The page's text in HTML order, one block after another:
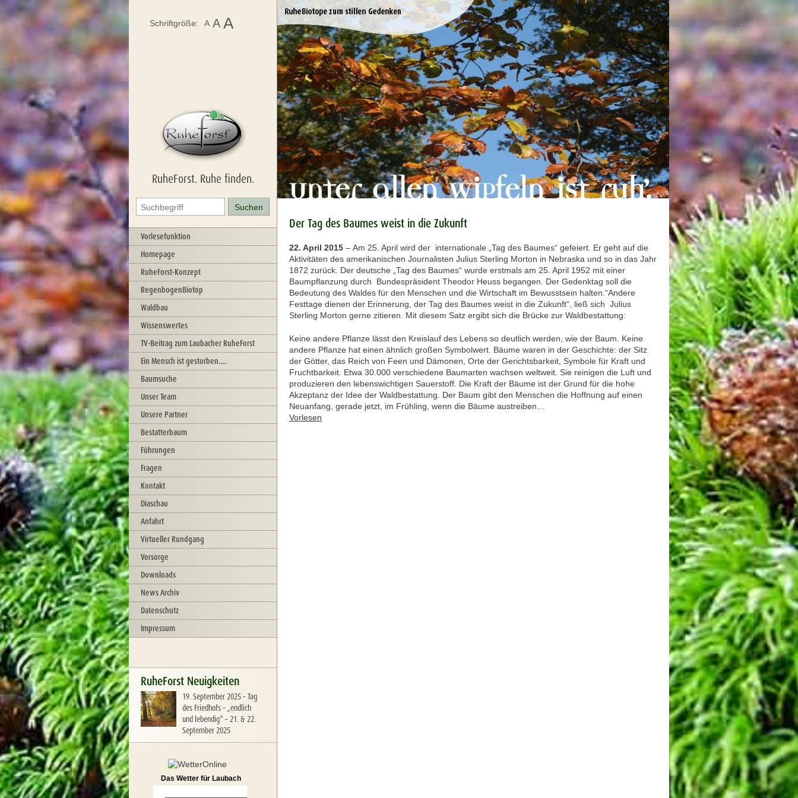
RuheForst. Ruhe finden.
Vorlesefunktion
Homepage
RuheForst-Konzept
RegenbogenBiotop
Waldbau
Wissenswertes
TV-Beitrag zum Laubacher RuheForst
Ein Mensch ist gestorben….
Baumsuche
Unser Team
Unsere Partner
Bestatterbaum
Führungen
Fragen
Kontakt
Diaschau
Anfahrt
Virtueller Rundgang
Vorsorge
Downloads
News Archiv
Datenschutz
Impressum
RuheForst Neuigkeiten
19. September 2025–Tag
des Friedhofs – „endlich
und lebendig“ – 21. & 22.
September 2025
Schriftgröße: A A A
Das Wetter für Laubach
Der Tag des Baumes weist in die Zukunft
22. April 2015 – Am 25. April wird der internationale „Tag des Baumes“ gefeiert. Er geht auf die
Aktivitäten des amerikanischen Journalisten Julius Sterling Morton in Nebraska und so in das Jahr
1872 zurück. Der deutsche „Tag des Baumes“ wurde erstmals am 25. April 1952 mit einer
Baumpflanzung durch Bundespräsident Theodor Heuss begangen. Der Gedenktag soll die
Bedeutung des Waldes für den Menschen und die Wirtschaft im Bewusstsein halten.“Andere
Festtage dienen der Erinnerung, der Tag des Baumes weist in die Zukunft“, ließ sich Julius
Sterling Morton gerne zitieren. Mit diesem Satz ergibt sich die Brücke zur Waldbestattung:
Keine andere Pflanze lässt den Kreislauf des Lebens so deutlich werden, wie der Baum. Keine
andere Pflanze hat einen ähnlich großen Symbolwert. Bäume waren in der Geschichte: der Sitz
der Götter, das Reich von Feen und Dämonen, Orte der Gerichtsbarkeit, Symbole für Kraft und
Fruchtbarkeit. Etwa 30.000 verschiedene Baumarten wachsen weltweit. Sie reinigen die Luft und
produzieren den lebenswichtigen Sauerstoff. Die Kraft der Bäume ist der Grund für die hohe
Akzeptanz der Idee der Waldbestattung. Der Baum gibt den Menschen die Hoffnung auf einen
Neuanfang, gerade jetzt, im Frühling, wenn die Bäume austreiben…
Vorlesen